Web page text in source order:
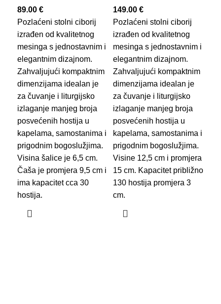
89.00 €
Pozlaćeni stolni ciborij
izrađen od kvalitetnog
mesinga s jednostavnim i
elegantnim dizajnom.
Zahvaljujući kompaktnim
dimenzijama idealan je
za čuvanje i liturgijsko
izlaganje manjeg broja
posvećenih hostija u
kapelama, samostanima i
prigodnim bogoslužjima.
Visina šalice je 6,5 cm.
Čaša je promjera 9,5 cm i
ima kapacitet cca 30
hostija.
149.00 €
Pozlaćeni stolni ciborij
izrađen od kvalitetnog
mesinga s jednostavnim i
elegantnim dizajnom.
Zahvaljujući kompaktnim
dimenzijama idealan je
za čuvanje i liturgijsko
izlaganje manjeg broja
posvećenih hostija u
kapelama, samostanima i
prigodnim bogoslužjima.
Visine 12,5 cm i promjera
15 cm. Kapacitet približno
130 hostija promjera 3
cm.